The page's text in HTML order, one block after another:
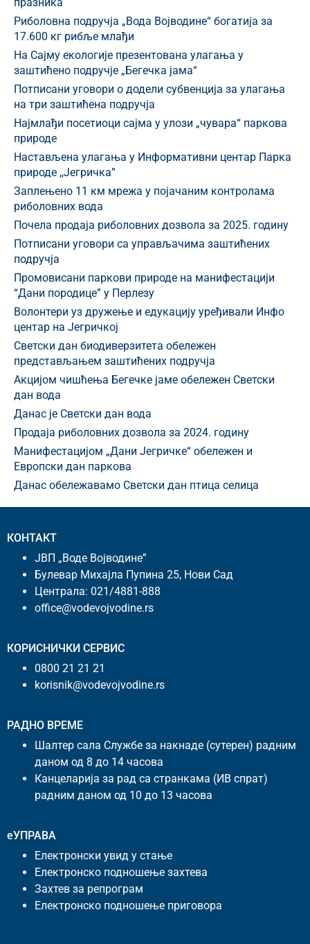
Риболовна подручја „Вода Војводине“ богатија за
17.600 кг рибље млађи
На Сајму екологије презентована улагања у
заштићено подручје „Бегечка јама“
Потписани уговори о додели субвенција за улагања
на три заштићена подручја
Најмлађи посетиоци сајма у улози „чувара“ паркова
природе
Настављена улагања у Информативни центар Парка
природе ,,Јегричка”
Заплењено 11 км мрежа у појачаним контролама
риболовних вода
Почела продаја риболовних дозвола за 2025. годину
Потписани уговори са управљачима заштићених
подручја
Промовисани паркови природе на манифестацији
“Дани породице” у Перлезу
Волонтери уз дружење и едукацију уређивали Инфо
центар на Јегричкој
Светски дан биодиверзитета обележен
представљањем заштићених подручја
Акцијом чишћења Бегечке јаме обележен Светски
дан вода
Данас је Светски дан вода
Продаја риболовних дозвола за 2024. годину
Манифестацијом „Дани Јегричке“ обележен и
Европски дан паркова
Данас обележавамо Светски дан птица селица
КОНТАКТ
ЈВП „Воде Војводине”
Булевар Михајла Пупина 25, Нови Сад
Централа: 021/4881-888
office@vodevojvodine.rs
КОРИСНИЧКИ СЕРВИС
0800 21 21 21
korisnik@vodevojvodine.rs
РАДНО ВРЕМЕ
Шалтер сала Службе за накнаде (сутерен) радним
даном од 8 до 14 часова
Канцеларија за рад са странкама (ИВ спрат)
радним даном од 10 до 13 часова
еУПРАВА
Електронски увид у стање
Електронско подношење захтева
Захтев за репрограм
Електронско подношење приговора